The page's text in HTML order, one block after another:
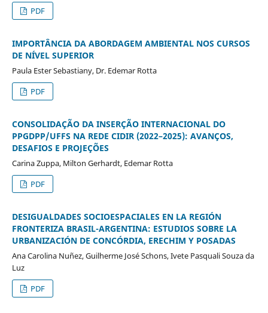
PDF
IMPORTÂNCIA DA ABORDAGEM AMBIENTAL NOS CURSOS
DE NÍVEL SUPERIOR
Paula Ester Sebastiany, Dr. Edemar Rotta
PDF
CONSOLIDAÇÃO DA INSERÇÃO INTERNACIONAL DO
PPGDPP/UFFS NA REDE CIDIR (2022–2025): AVANÇOS,
DESAFIOS E PROJEÇÕES
Carina Zuppa, Milton Gerhardt, Edemar Rotta
PDF
DESIGUALDADES SOCIOESPACIALES EN LA REGIÓN
FRONTERIZA BRASIL-ARGENTINA: ESTUDIOS SOBRE LA
URBANIZACIÓN DE CONCÓRDIA, ERECHIM Y POSADAS
Ana Carolina Nuñez, Guilherme José Schons, Ivete Pasquali Souza da
Luz
PDF